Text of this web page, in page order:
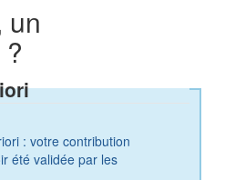
un
: votre contribution
été validée par les